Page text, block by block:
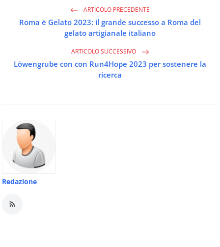
ARTICOLO PRECEDENTE
Roma è Gelato 2023: il grande successo a Roma del
gelato artigianale italiano
ARTICOLO SUCCESSIVO
Löwengrube con con Run4Hope 2023 per sostenere la
ricerca
Redazione